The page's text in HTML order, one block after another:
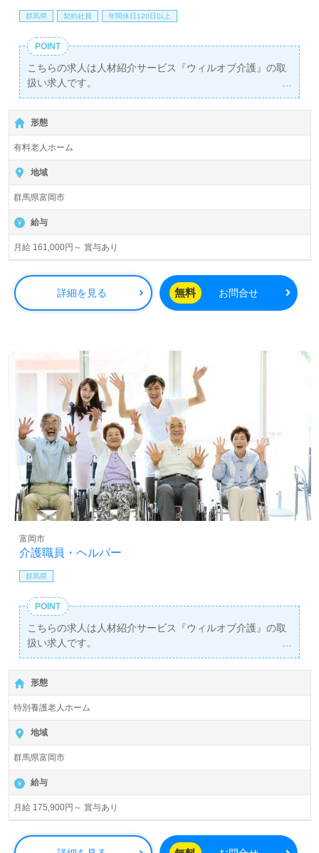
群馬県 契約社員 年間休日120日以上
POINT
こちらの求人は人材紹介サービス『ウィルオブ介護』の取
扱い求人です。
詳細に関してお気軽にご相談ください♪
【無料】で皆さんの転職活動をサポートいたします。
形態
有料老人ホーム
地域
群馬県富岡市
給与
月給 161,000円～ 賞与あり
詳細を見る 無料 お問合せ
介護職員・ヘルパー
富岡市
群馬県
POINT
こちらの求人は人材紹介サービス『ウィルオブ介護』の取
扱い求人です。
詳細に関してお気軽にご相談ください♪
【無料】で皆さんの転職活動をサポートいたします。
形態
特別養護老人ホーム
地域
群馬県富岡市
給与
月給 175,900円～ 賞与あり